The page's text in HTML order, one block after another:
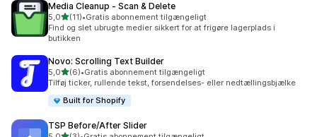
Media Cleanup ‑ Scan & Delete
5,0ud af 5 stjerner
(11)
11 anmeldelser i alt
•Gratis abonnement tilgængeligt
Find og slet ubrugte medier sikkert for at frigøre lagerplads i
butikken
Novo: Scrolling Text Builder
5,0ud af 5 stjerner
(6)
6 anmeldelser i alt
•Gratis abonnement tilgængeligt
Tilføj ticker, rullende tekst, forsendelses- eller nedtællingsbjælke
Built for Shopify
TSP Before/After Slider